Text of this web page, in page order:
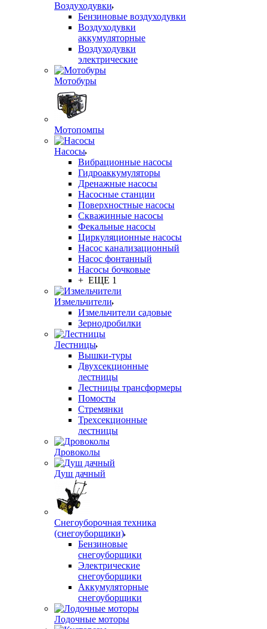
Воздуходувки
Бензиновые воздуходувки
Воздуходувки
аккумуляторные
Воздуходувки
электрические
Мотобуры
Мотопомпы
Насосы
Вибрационные насосы
Гидроаккумуляторы
Дренажные насосы
Насосные станции
Поверхностные насосы
Скважинные насосы
Фекальные насосы
Циркуляционные насосы
Насос канализационный
Насос фонтанный
Насосы бочковые
+ ЕЩЕ 1
Измельчители
Измельчители садовые
Зернодробилки
Лестницы
Вышки-туры
Двухсекционные
лестницы
Лестницы трансформеры
Помосты
Стремянки
Трехсекционные
лестницы
Дровоколы
Душ дачный
Снегоуборочная техника
(снегоуборщики)
Бензиновые
снегоуборщики
Электрические
снегоуборщики
Аккумуляторные
снегоуборщики
Лодочные моторы